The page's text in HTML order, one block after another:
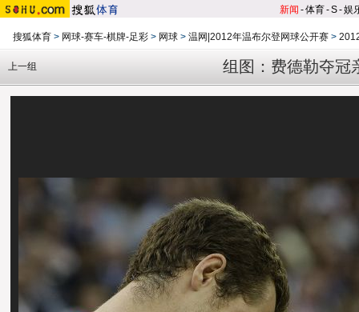
新闻 -体育-S-娱
搜狐体育 > 网球-赛车-棋牌-足彩 > 网球 > 温网|2012年温布尔登网球公开赛 >
组图：费德勒夺冠
上一组